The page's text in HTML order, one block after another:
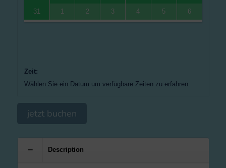
31 1 2 3 4 5 6
Zeit:
Wählen Sie ein Datum um verfügbare Zeiten zu erfahren.
jetzt buchen
Description